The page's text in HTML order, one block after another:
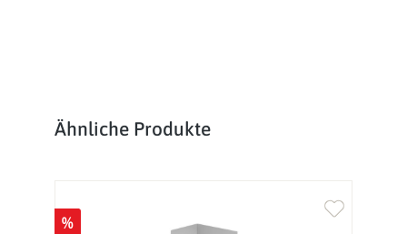
Produktgalerie überspringen
Ähnliche Produkte
%